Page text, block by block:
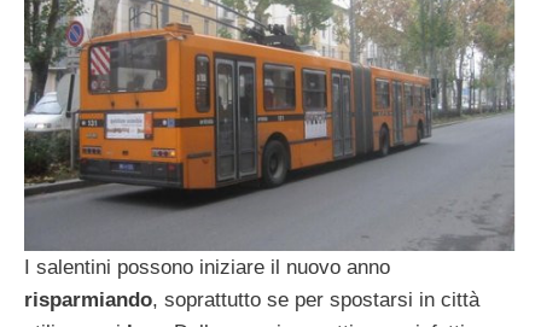
I salentini possono iniziare il nuovo anno
risparmiando, soprattutto se per spostarsi in città